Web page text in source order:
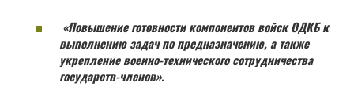
«Повышение готовности компонентов войск ОДКБ к
выполнению задач по предназначению, а также
укрепление военно-технического сотрудничества
государств-членов».